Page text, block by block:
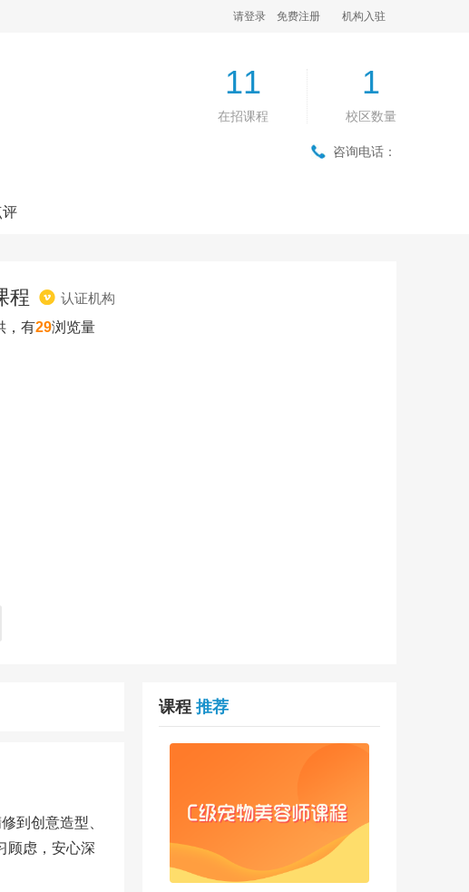
机构入驻
请登录 免费注册
11
在招课程
1
校区数量
咨询电话：
评
程
认证机构
，有29浏览量
到创意造型、
顾虑，安心深
课程 推荐